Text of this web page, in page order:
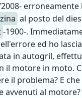
al posto del
-1900-.
ed ho
in autogril,
il motore in moto.
il problema? E
avvenuti al